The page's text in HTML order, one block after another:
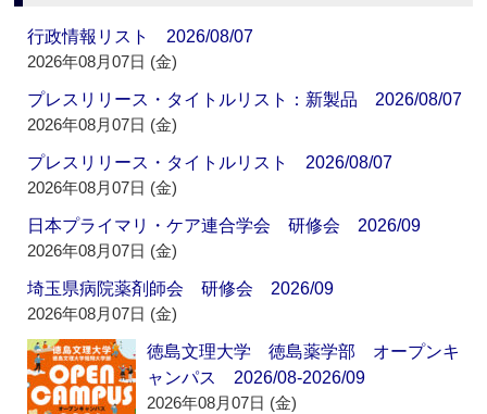
行政情報リスト 2026/08/07
2026年08月07日 (金)
プレスリリース・タイトルリスト：新製品 2026/08/07
2026年08月07日 (金)
プレスリリース・タイトルリスト 2026/08/07
2026年08月07日 (金)
日本プライマリ・ケア連合学会 研修会 2026/09
2026年08月07日 (金)
埼玉県病院薬剤師会 研修会 2026/09
2026年08月07日 (金)
徳島文理大学 徳島薬学部 オープンキ
ャンパス 2026/08-2026/09
2026年08月07日 (金)